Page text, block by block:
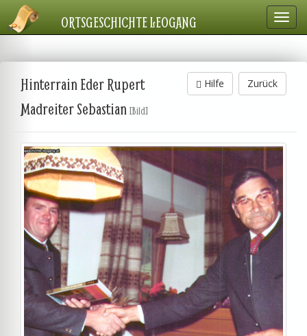
ORTSGESCHICHTE LEOGANG
Zurück
Hilfe
Hinterrain Eder Rupert
Madreiter Sebastian [Bild]